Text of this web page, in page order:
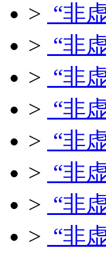
> “非
> “非
> “非
> “非
> “非
> “非
> “非
> “非